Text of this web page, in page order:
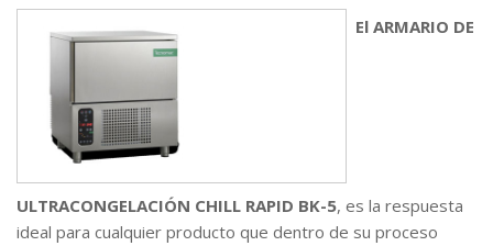
El ARMARIO DE
ULTRACONGELACIÓN CHILL RAPID BK-5, es la respuesta
ideal para cualquier producto que dentro de su proceso